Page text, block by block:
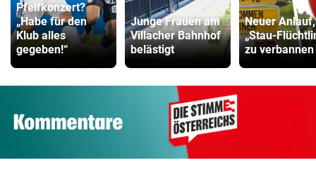
Pfeifkonzert?
„Habe für den
Klub alles
gegeben!“
Junge Frauen am
Villacher Bahnhof
belästigt
Neuer
„Stau-
zu verbannen